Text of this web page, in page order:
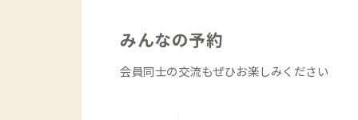
す。折りたためるローテーブルが各個
イヤーも各個室に設置しており、湯上
みんなの予約
会員同士の交流もぜひお楽しみください